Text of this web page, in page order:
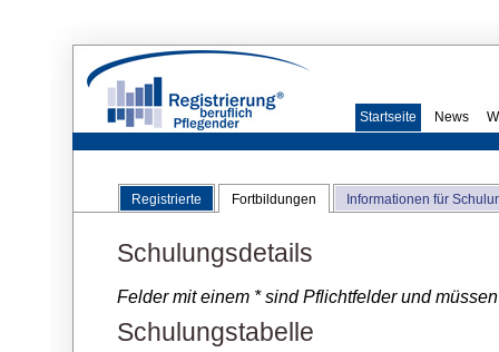
Startseite News
Registrierte Fortbildungen Informationen für
Schulungsdetails
Felder mit einem * sind Pflichtfelder und
Schulungstabelle